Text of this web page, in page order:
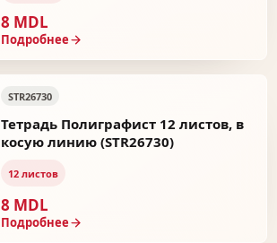
8 MDL
Подробнее
STR26730
Тетрадь Полиграфист 12 листов, в
косую линию (STR26730)
12 листов
8 MDL
Подробнее